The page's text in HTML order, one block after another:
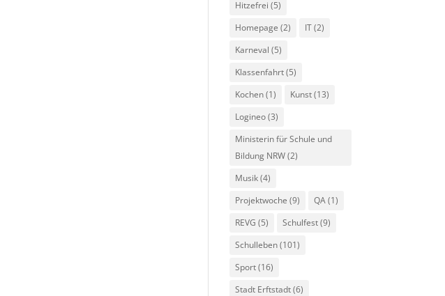
Hitzefrei (5)
Homepage (2) IT(2)
Karneval (5)
Klassenfahrt(5)
Kochen(1) Kunst(13)
Logineo(3)
Ministerin für Schule und
Bildung NRW(2)
Musik(4)
Projektwoche (9) QA(1)
REVG (5) Schulfest(9)
Schulleben(101)
Sport(16)
Stadt Erftstadt(6)